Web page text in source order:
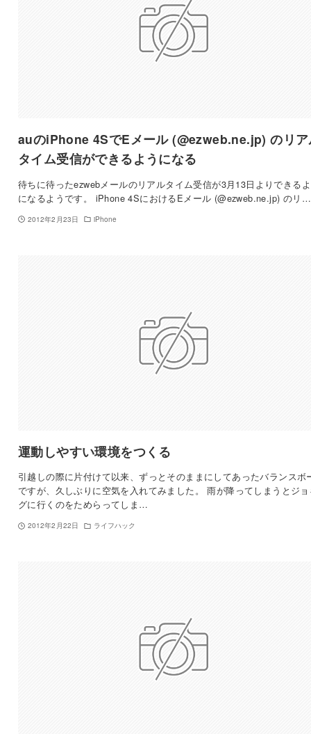
auのiPhone 4SでEメール (@ezweb.ne.jp) のリ
タイム受信ができるようになる
待ちに待ったezwebメールのリアルタイム受信が3月13日よりできる
になるようです。 iPhone 4SにおけるEメール (@ezweb.ne.jp) のリ…
2012年2月23日 iPhone
運動しやすい環境をつくる
引越しの際に片付けて以来、ずっとそのままにしてあったバランスボ
ですが、久しぶりに空気を入れてみました。 雨が降ってしまうとジ
グに行くのをためらってしま…
2012年2月22日 ライフハック